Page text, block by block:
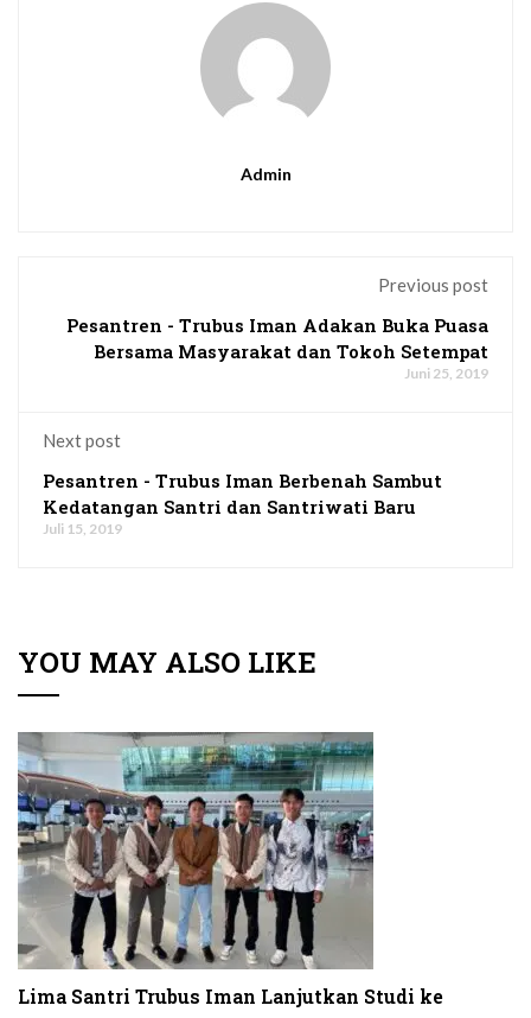
Admin
Previous post
Pesantren - Trubus Iman Adakan Buka Puasa
Bersama Masyarakat dan Tokoh Setempat
Juni 25, 2019
Next post
Pesantren - Trubus Iman Berbenah Sambut
Kedatangan Santri dan Santriwati Baru
Juli 15, 2019
YOU MAY ALSO LIKE
Lima Santri Trubus Iman Lanjutkan Studi ke